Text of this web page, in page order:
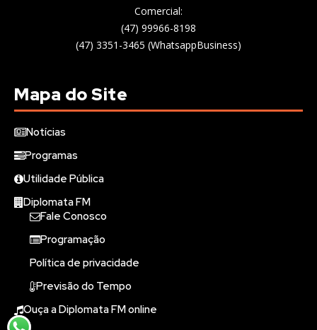
Comercial:
(47) 99966-8198
(47) 3351-3465 (WhatsappBusiness)
Mapa do Site
Notícias
Programas
Utilidade Pública
Diplomata FM
Fale Conosco
Programação
Política de privacidade
Previsão do Tempo
Ouça a Diplomata FM online